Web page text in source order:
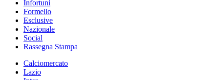
Infortuni
Formello
Esclusive
Nazionale
Social
Rassegna Stampa
Calciomercato
Lazio